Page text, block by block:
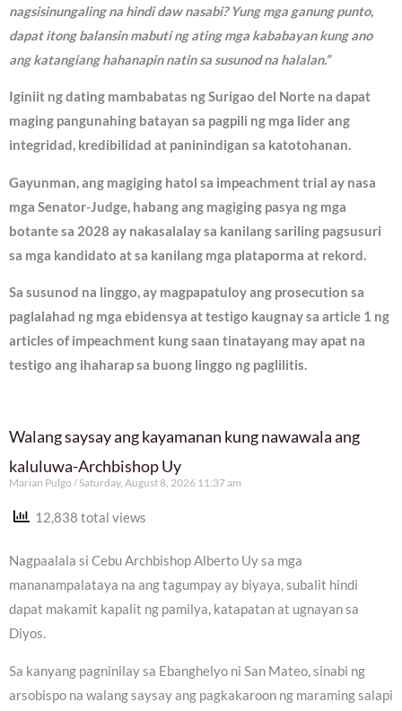
nagsisinungaling na hindi daw nasabi? Yung mga ganung punto,
dapat itong balansin mabuti ng ating mga kababayan kung ano
ang katangiang hahanapin natin sa susunod na halalan.”
Iginiit ng dating mambabatas ng Surigao del Norte na dapat
maging pangunahing batayan sa pagpili ng mga lider ang
integridad, kredibilidad at paninindigan sa katotohanan.
Gayunman, ang magiging hatol sa impeachment trial ay nasa
mga Senator-Judge, habang ang magiging pasya ng mga
botante sa 2028 ay nakasalalay sa kanilang sariling pagsusuri
sa mga kandidato at sa kanilang mga plataporma at rekord.
Sa susunod na linggo, ay magpapatuloy ang prosecution sa
paglalahad ng mga ebidensya at testigo kaugnay sa article 1 ng
articles of impeachment kung saan tinatayang may apat na
testigo ang ihaharap sa buong linggo ng paglilitis.
Walang saysay ang kayamanan kung nawawala ang
kaluluwa-Archbishop Uy
Marian Pulgo Saturday, August 8, 2026 11:37 am
12,838 total views
Nagpaalala si Cebu Archbishop Alberto Uy sa mga
mananampalataya na ang tagumpay ay biyaya, subalit hindi
dapat makamit kapalit ng pamilya, katapatan at ugnayan sa
Diyos.
Sa kanyang pagninilay sa Ebanghelyo ni San Mateo, sinabi ng
arsobispo na walang saysay ang pagkakaroon ng maraming salapi